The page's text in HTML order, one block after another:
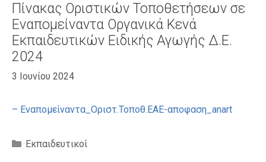
Πίνακας Οριστικών Τοποθετήσεων σε
Εναπομείναντα Οργανικά Κενά
Εκπαιδευτικών Ειδικής Αγωγής Δ.Ε.
2024
3 Ιουνίου 2024
– Εναπομείναντα_Οριστ.Τοποθ.ΕΑΕ-αποφαση_anart
Κατηγορίες
Εκπαιδευτικοί